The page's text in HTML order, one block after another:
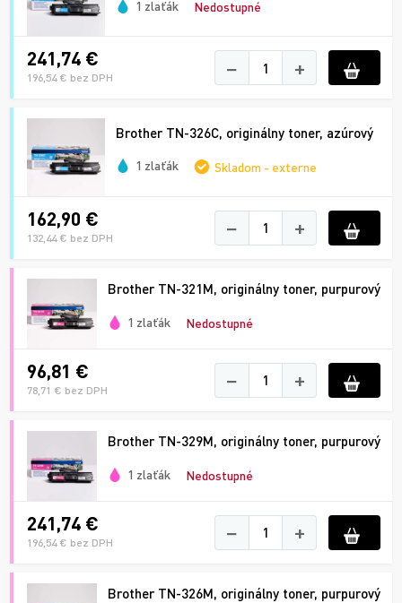
1 zlaťák Nedostupné
241,74 €
196,54 € bez DPH − +
Brother TN-326C, originálny toner, azúrový
1 zlaťák Skladom - externe
162,90 €
132,44 € bez DPH − +
Brother TN-321M, originálny toner, purpurový
1 zlaťák Nedostupné
96,81 €
78,71 € bez DPH − +
Brother TN-329M, originálny toner, purpurový
1 zlaťák Nedostupné
241,74 €
196,54 € bez DPH − +
Brother TN-326M, originálny toner, purpurový